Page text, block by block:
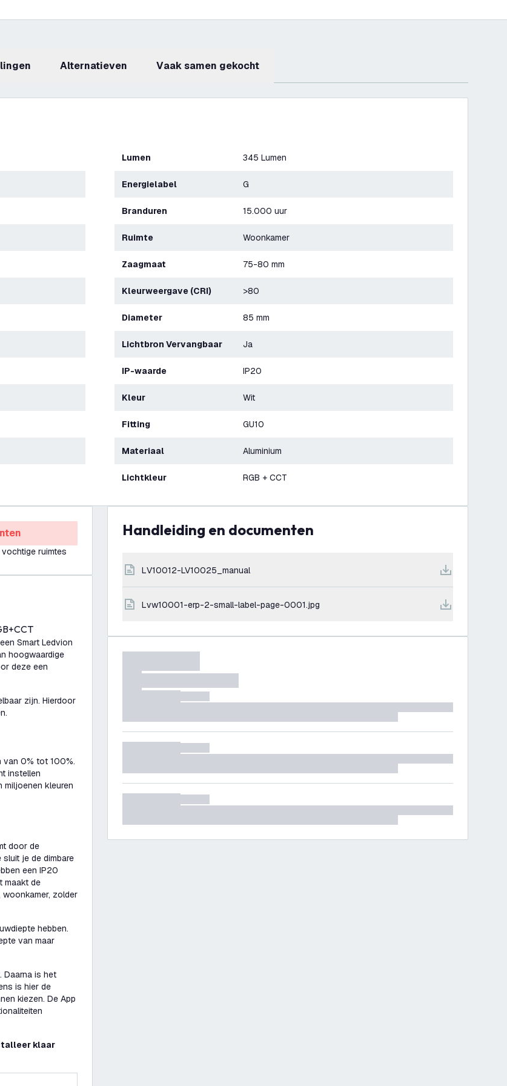
Alternatieven Vaak samen gekocht
Lumen 345 Lumen
Energielabel G
Branduren 15.000 uur
Ruimte Woonkamer
Zaagmaat 75-80 mm
Kleurweergave (CRI) >80
Diameter 85 mm
Lichtbron Vervangbaar Ja
IP-waarde IP20
Kleur Wit
Fitting GU10
Materiaal Aluminium
Lichtkleur RGB + CCT
ruimtes
Smart Ledvion
hoogwaardige
deze een
zijn. Hierdoor
van 0% tot 100%.
instellen
miljoenen kleuren
door de
sluit je de dimbare
een IP20
maakt de
zolder
hebben.
van maar
Daarna is het
is hier de
kiezen. De App
klaar
Handleiding en documenten
LV10012-LV10025_manual
lvw10001-erp-2-small-label-page-0001.jpg